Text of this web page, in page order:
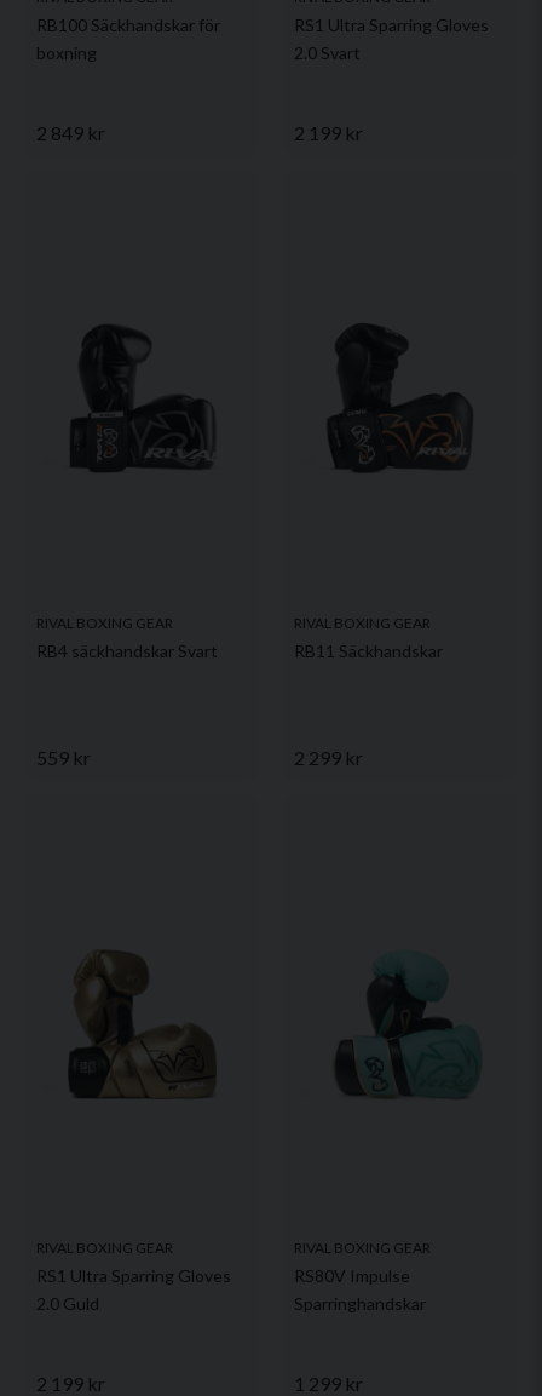
RB100 Säckhandskar för
boxning
2 849 kr
RS1 Ultra Sparring Gloves
2.0 Svart
2 199 kr
RIVAL BOXING GEAR
RB4 säckhandskar Svart
559 kr
RIVAL BOXING GEAR
RB11 Säckhandskar
2 299 kr
RIVAL BOXING GEAR
RS1 Ultra Sparring Gloves
2.0 Guld
2 199 kr
RIVAL BOXING GEAR
RS80V Impulse
Sparringhandskar
1 299 kr